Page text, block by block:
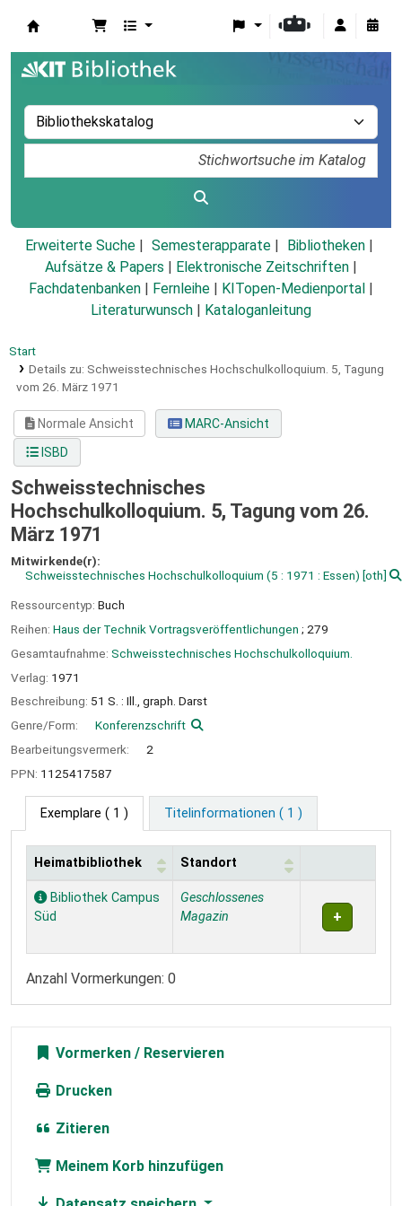
Erweiterte Suche Semesterapparate
Bibliotheken
Aufsätze & Papers
Elektronische Zeitschriften
Fachdatenbanken
Fernleihe KITopen-Medienportal
Literaturwunsch
Kataloganleitung
Start
Details zu: Schweisstechnisches Hochschulkolloquium. 5, Tagung
vom 26. März 1971
Normale Ansicht
MARC-Ansicht
ISBD
Schweisstechnisches
Hochschulkolloquium. 5, Tagung vom 26.
März 1971
Mitwirkende(r):
Schweisstechnisches Hochschulkolloquium (5 : 1971 : Essen) [oth]
Ressourcentyp: Buch
Reihen: Haus der Technik Vortragsveröffentlichungen ; 279
Gesamtaufnahme: Schweisstechnisches Hochschulkolloquium.
Verlag: 1971
Beschreibung: 51 S. : Ill., graph. Darst
Genre/Form:
Konferenzschrift
Bearbeitungsvermerk:
2
PPN: 1125417587
Exemplare ( 1 ) Titelinformationen ( 1 )
Exemplare
Heimatbibliothek Standort
Bibliothek Campus
Süd
Geschlossenes
Magazin
Anzahl Vormerkungen: 0
Vormerken
Drucken
Zitieren
Meinem Korb hinzufügen